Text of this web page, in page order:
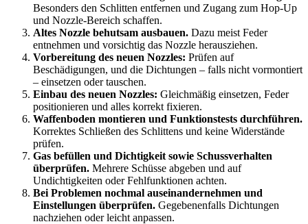
Besonders den Schlitten entfernen und Zugang zum Hop-Up
und Nozzle-Bereich schaffen.
Altes Nozzle behutsam ausbauen. Dazu meist Feder
entnehmen und vorsichtig das Nozzle herausziehen.
Vorbereitung des neuen Nozzles: Prüfen auf
Beschädigungen, und die Dichtungen – falls nicht vormontiert
– einsetzen oder tauschen.
Einbau des neuen Nozzles: Gleichmäßig einsetzen, Feder
positionieren und alles korrekt fixieren.
Waffenboden montieren und Funktionstests durchführen.
Korrektes Schließen des Schlittens und keine Widerstände
prüfen.
Gas befüllen und Dichtigkeit sowie Schussverhalten
überprüfen. Mehrere Schüsse abgeben und auf
Undichtigkeiten oder Fehlfunktionen achten.
Bei Problemen nochmal auseinandernehmen und
Einstellungen überprüfen. Gegebenenfalls Dichtungen
nachziehen oder leicht anpassen.